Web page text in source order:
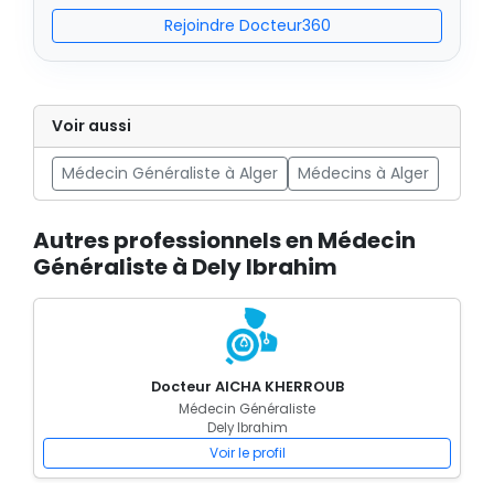
Rejoindre Docteur360
Voir aussi
Médecin Généraliste à Alger Médecins à Alger
Autres professionnels en Médecin
Généraliste à Dely Ibrahim
Docteur AICHA KHERROUB
Médecin Généraliste
Dely Ibrahim
Voir le profil